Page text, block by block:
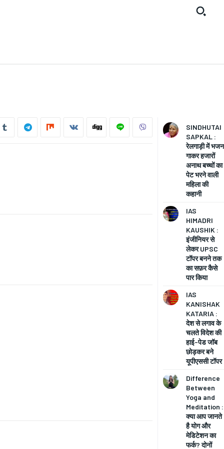
SINDHUTAI
SAPKAL :
रेलगाड़ी में भजन
गाकर हजारों
अनाथ बच्चों का
पेट भरने वाली
महिला की
कहानी
IAS
HIMADRI
KAUSHIK :
इंजीनियर से
लेकर UPSC
टॉपर बनने तक
का सफ़र कैसे
पार किया
IAS
KANISHAK
KATARIA :
देश से लगाव के
चलते विदेश की
हाई-पेड जॉब
छोड़कर बने
यूपीएससी टॉपर
Difference
Between
Yoga and
Meditation :
क्या आप जानते
है योग और
मेडिटेशन का
फर्क? दोनों